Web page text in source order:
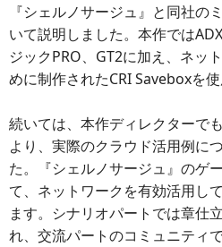
『シェルノサージュ』と同社の
いて説明しました。本作では
ジックPRO、GT2に加え、ネッ
めに制作されたCRI Saveboxを
続いては、本作ディレクターで
より、実際のクラウド活用例に
た。『シェルノサージュ』のゲ
て、ネットワークを有効活用し
ます。シナリオパートでは章仕
れ、交流パートのコミュニティ